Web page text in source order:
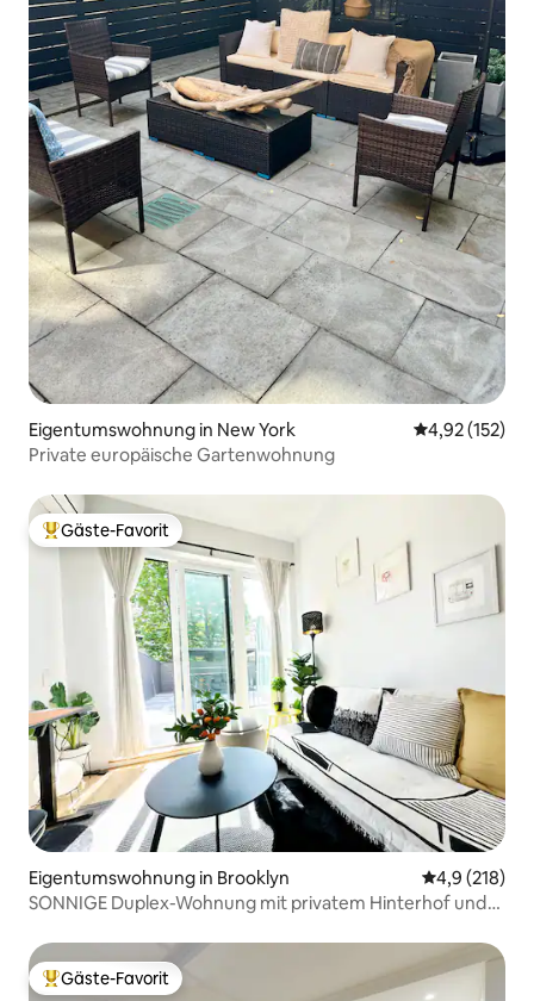
Eigentumswohnung in New York
4,92 (152)
Private europäische Gartenwohnung
Beliebter Gäste-Favorit.
Gäste-Favorit
Eigentumswohnung in Brooklyn
4,9 (218)
SONNIGE Duplex-Wohnung mit privatem Hinterhof und
Beliebter Gäste-Favorit.
Gäste-Favorit